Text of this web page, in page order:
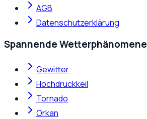
AGB
Datenschutzerklärung
Spannende Wetterphänomene
Gewitter
Hochdruckkeil
Tornado
Orkan